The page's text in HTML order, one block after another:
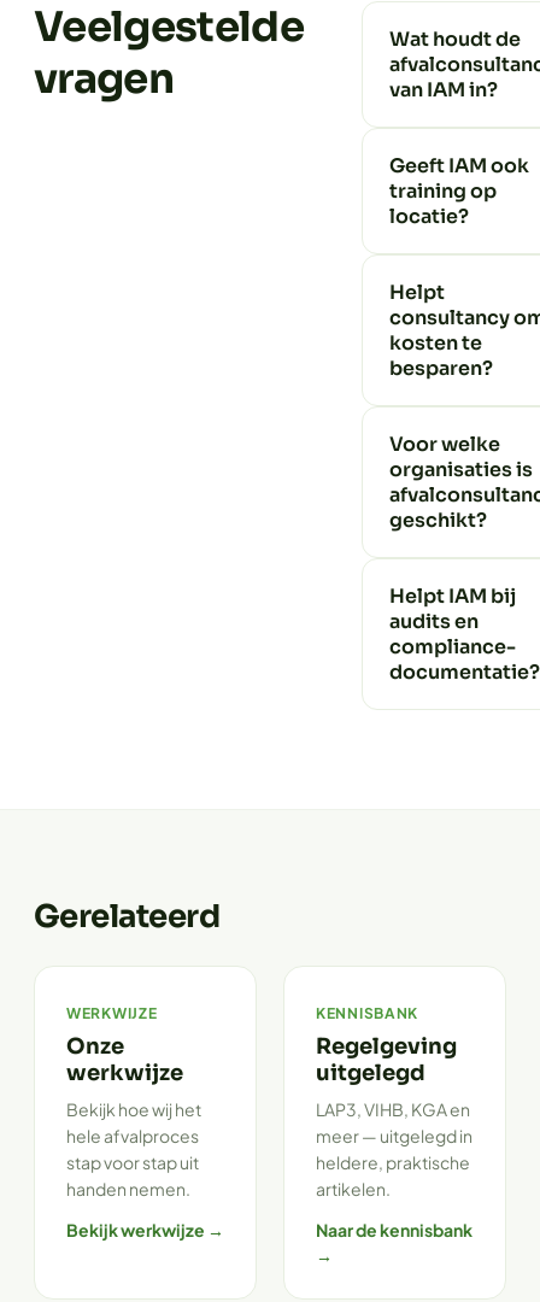
Veelgestelde
vragen
Wat houdt de
van IAM in?
Geeft IAM ook
training op
locatie?
Helpt
consultancy
kosten te
besparen?
Voor welke
organisaties is
geschikt?
Helpt IAM bij
audits en
compliance-
documentatie?
Gerelateerd
WERKWIJZE
Onze
werkwijze
Bekijk hoe wij het
hele afvalproces
stap voor stap uit
handen nemen.
Bekijk werkwijze →
KENNISBANK
Regelgeving
uitgelegd
LAP3, VIHB, KGA en
meer — uitgelegd in
heldere, praktische
artikelen.
Naar de kennisbank
→